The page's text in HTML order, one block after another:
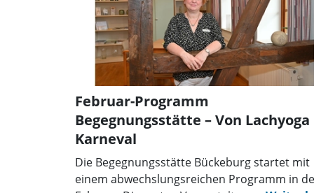
Februar-Programm
Begegnungsstätte – Von Lachyoga
Karneval
Die Begegnungsstätte Bückeburg startet mit
einem abwechslungsreichen Programm in